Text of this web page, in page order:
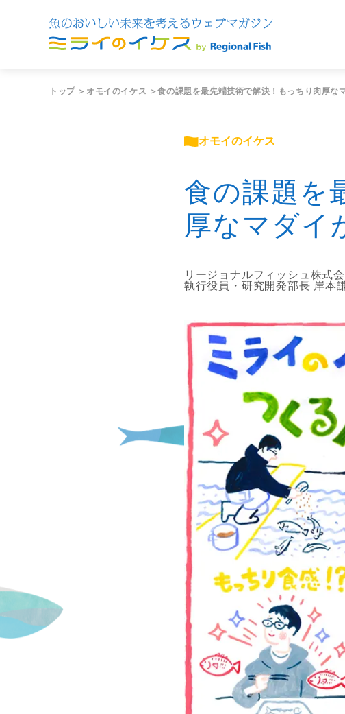
トップ＞ オモイのイケス ＞食の課題を最先端技術で解決！もっちり肉厚な
オモイのイケス
食の課題を
厚なマダイ
リージョナルフィッシュ株式
執行役員・研究開発部長 岸本